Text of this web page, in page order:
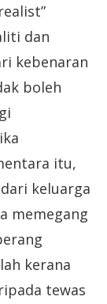
dan
kebenaran
boleh
itu,
keluarga
memegang
kerana
tewas